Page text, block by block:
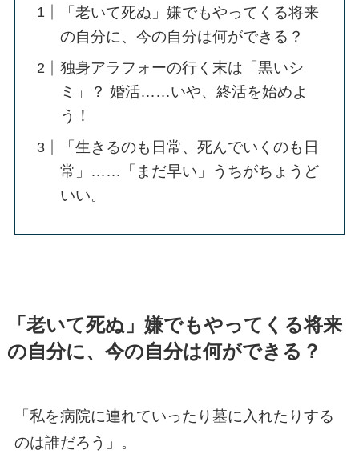
「老いて死ぬ」嫌でもやってくる将来
の自分に、今の自分は何ができる？
独身アラフォーの行く末は「黒いシ
ミ」？ 婚活……いや、終活を始めよ
う！
「生きるのも日常、死んでいくのも日
常」……「まだ早い」うちがちょうど
いい。
「老いて死ぬ」嫌でもやってくる将来
の自分に、今の自分は何ができる？
「私を病院に連れていったり墓に入れたりする
のは誰だろう」。